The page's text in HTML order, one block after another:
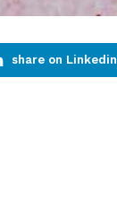
share on Linkedin